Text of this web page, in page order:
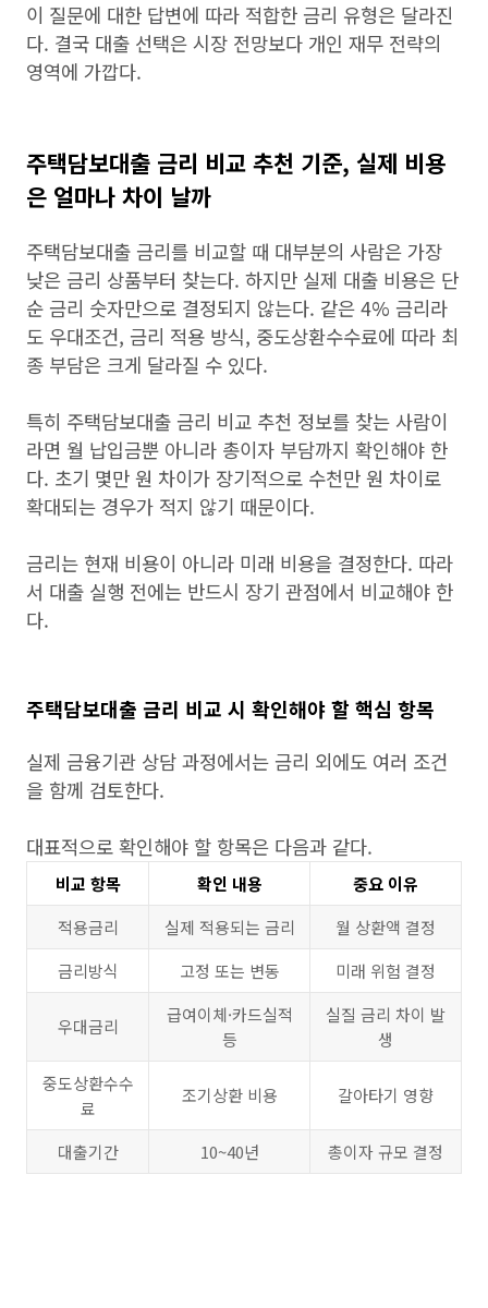
이 질문에 대한 답변에 따라 적합한 금리 유형은 달라진
다. 결국 대출 선택은 시장 전망보다 개인 재무 전략의
영역에 가깝다.
주택담보대출 금리 비교 추천 기준, 실제 비용
은 얼마나 차이 날까
주택담보대출 금리를 비교할 때 대부분의 사람은 가장
낮은 금리 상품부터 찾는다. 하지만 실제 대출 비용은 단
순 금리 숫자만으로 결정되지 않는다. 같은 4% 금리라
도 우대조건, 금리 적용 방식, 중도상환수수료에 따라 최
종 부담은 크게 달라질 수 있다.
특히 주택담보대출 금리 비교 추천 정보를 찾는 사람이
라면 월 납입금뿐 아니라 총이자 부담까지 확인해야 한
다. 초기 몇만 원 차이가 장기적으로 수천만 원 차이로
확대되는 경우가 적지 않기 때문이다.
금리는 현재 비용이 아니라 미래 비용을 결정한다. 따라
서 대출 실행 전에는 반드시 장기 관점에서 비교해야 한
다.
주택담보대출 금리 비교 시 확인해야 할 핵심 항목
실제 금융기관 상담 과정에서는 금리 외에도 여러 조건
을 함께 검토한다.
대표적으로 확인해야 할 항목은 다음과 같다.
비교 항목 확인 내용
중요 이유
적용금리
실제 적용되는 금리
월 상환액 결정
금리방식
고정 또는 변동 미래 위험 결정
우대금리
급여이체·카드실적
등
실질 금리 차이 발
생
중도상환수수
료
조기상환 비용 갈아타기 영향
대출기간 10~40년 총이자 규모 결정